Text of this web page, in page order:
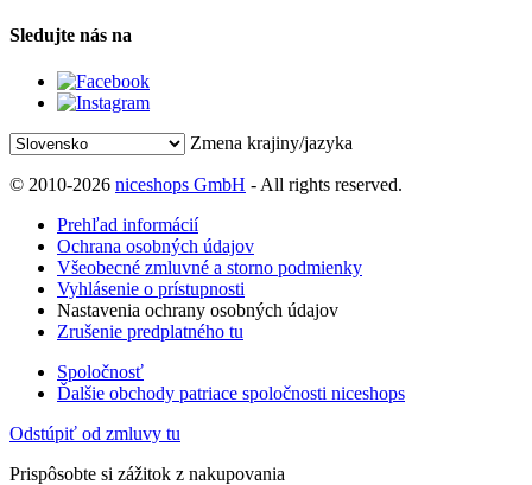
Sledujte nás na
Zmena krajiny/jazyka
© 2010-2026 niceshops GmbH - All rights reserved.
Prehľad informácií
Ochrana osobných údajov
Všeobecné zmluvné a storno podmienky
Vyhlásenie o prístupnosti
Nastavenia ochrany osobných údajov
Zrušenie predplatného tu
Spoločnosť
Ďalšie obchody patriace spoločnosti niceshops
Odstúpiť od zmluvy tu
Prispôsobte si zážitok z nakupovania